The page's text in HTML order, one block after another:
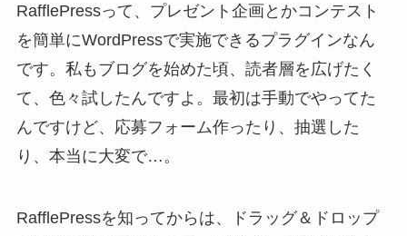
RafflePressって、プレゼント企画とかコンテスト
を簡単にWordPressで実施できるプラグインなん
です。私もブログを始めた頃、読者層を広げたく
て、色々試したんですよ。最初は手動でやってた
んですけど、応募フォーム作ったり、抽選した
り、本当に大変で…。
RafflePressを知ってからは、ドラッグ＆ドロップ